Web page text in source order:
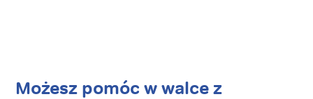
Możesz pomóc w walce z